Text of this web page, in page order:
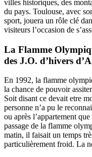
villes historiques, des
du pays. Toulouse, avec
sport, jouera un rôle clé
visiteurs l’occasion de
La Flamme
des J.O. d’hivers
En 1992, la flamme
la chance de pouvoir
Soit disant ce devait etre
personne n’a pu le
ou après l’appartement
passage de la flamme
matin, il faisait un temps
particulièrement froid. La